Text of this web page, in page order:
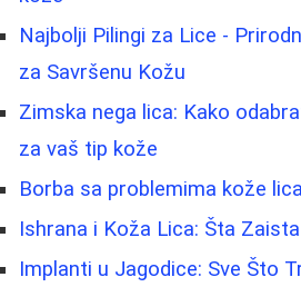
Najbolji Pilingi za Lice -
za Savršenu Kožu
Zimska nega lica: Kako
za vaš tip kože
Borba sa problemima kože
Ishrana i Koža Lica: Šta
Implanti u Jagodice: Sve Što